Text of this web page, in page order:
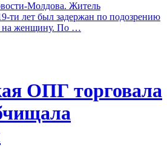
Молдова. Житель
ти лет был задержан по подозрению
на женщину. По …
ОПГ торговала